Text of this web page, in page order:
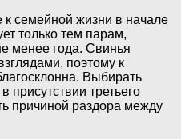
к семейной жизни в начале
только тем парам,
менее года. Свинья
поэтому к
Выбирать
присутствии третьего
причиной раздора между